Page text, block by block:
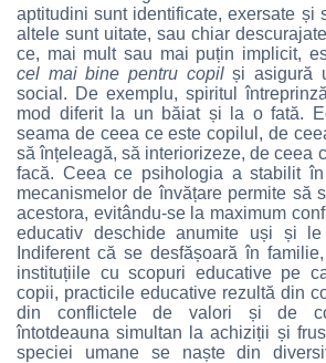
aptitudini sunt identificate, exersate și
altele sunt uitate, sau chiar
ce, mai mult sau mai puțin implicit,
cel mai bine pentru copilși asigură
social. De exemplu, spiritul
mod diferit la un băiat și la o fată.
seama de ceea ce este copilul, de
să înțeleagă, să interiorizeze, de ceea
facă. Ceea ce psihologia a stabilit
mecanismelor de învățare permite să
acestora, evitându-se la maximum
educativ deschide anumite uși și
Indiferent că se desfășoară în
instituțiile cu scopuri educative pe
copii, practicile educative rezultă din
din conflictele de valori și de
întotdeauna simultan la achiziții și
speciei umane se naște din